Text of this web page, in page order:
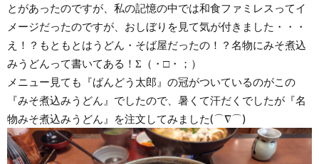
とがあったのですが、私の記憶の中では和食ファミレスってイ
メージだったのですが、おしぼりを見て気が付きました・・・
え！？もともとはうどん・そば屋だったの！？名物にみそ煮込
みうどんって書いてある！Σ（・□・；）
メニュー見ても『ばんどう太郎』の冠がついているのがこの
『みそ煮込みうどん』でしたので、暑くて汗だくでしたが『名
物みそ煮込みうどん』を注文してみました(⌒∇⌒)